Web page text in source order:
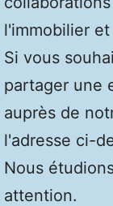
l'immobilier
Si vous
partager une
auprès de
l'adresse ci-
Nous
attention.